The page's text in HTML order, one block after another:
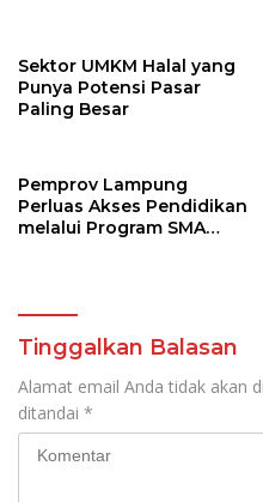
Sektor UMKM Halal yang
Punya Potensi Pasar
Paling Besar
Pemprov Lampung
Perluas Akses Pendidikan
melalui Program SMA
Tinggalkan Balasan
Alamat email Anda tidak akan
ditandai *